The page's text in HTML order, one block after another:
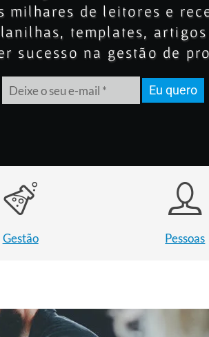
milhares de leitores e
templates,
sucesso na gestão de
Eu quero
Gestão Pessoas